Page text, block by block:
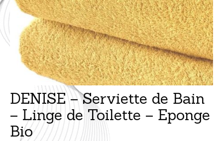
DENISE – Serviette de Bain
– Linge de Toilette – Eponge
Bio